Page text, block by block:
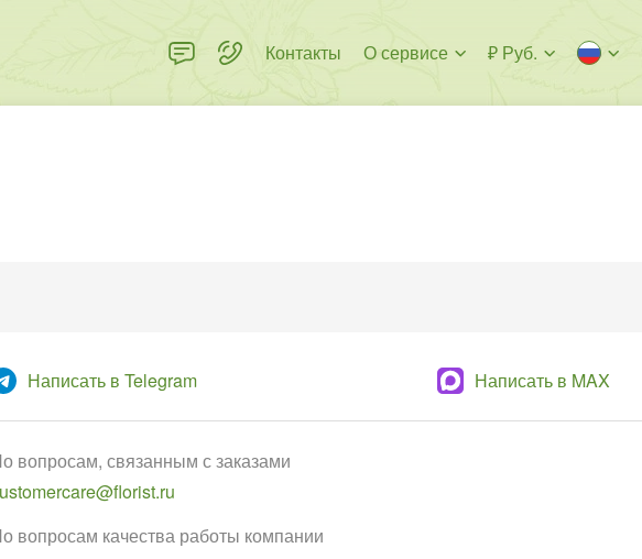
Контакты О сервисе ₽ Руб.
Написать в Telegram Написать в MAX
вопросам, связанным с заказами
вопросам качества работы компании